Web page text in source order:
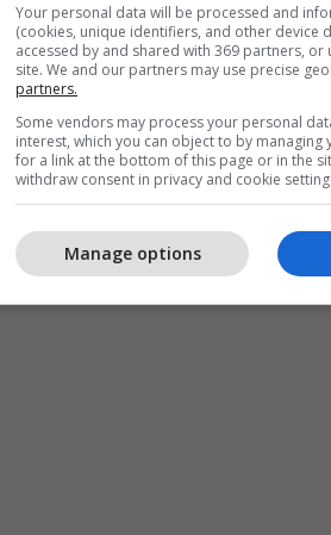
Your personal data will be processed and
(cookies, unique identifiers, and other device
accessed by and shared with 369 partners, or
site. We and our partners may use precise
partners.
Some vendors may process your personal
interest, which you can object to by
for a link at the bottom of this page or in the
withdraw consent in privacy and cookie
Manage options